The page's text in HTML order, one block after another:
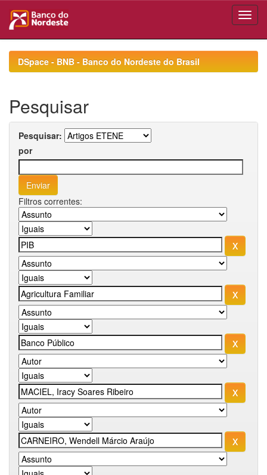
navigationDSpace - BNB - Banco do Nordeste do Brasil
Pesquisar
Pesquisar:
por
Filtros correntes: